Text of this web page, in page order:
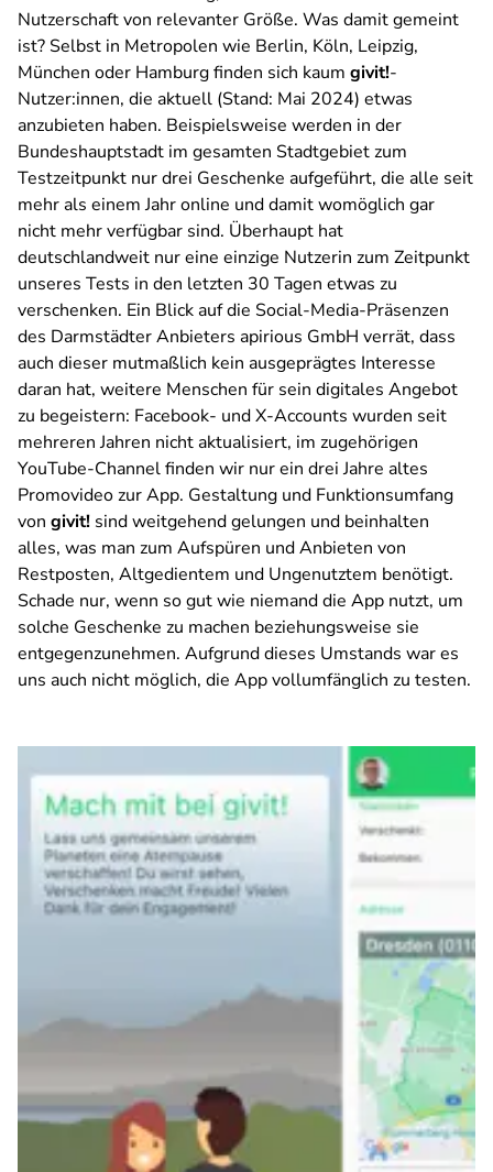
Nutzerschaft von relevanter Größe. Was damit gemeint
ist? Selbst in Metropolen wie Berlin, Köln, Leipzig,
München oder Hamburg finden sich kaum givit!-
Nutzer:innen, die aktuell (Stand: Mai 2024) etwas
anzubieten haben. Beispielsweise werden in der
Bundeshauptstadt im gesamten Stadtgebiet zum
Testzeitpunkt nur drei Geschenke aufgeführt, die alle seit
mehr als einem Jahr online und damit womöglich gar
nicht mehr verfügbar sind. Überhaupt hat
deutschlandweit nur eine einzige Nutzerin zum Zeitpunkt
unseres Tests in den letzten 30 Tagen etwas zu
verschenken. Ein Blick auf die Social-Media-Präsenzen
des Darmstädter Anbieters apirious GmbH verrät, dass
auch dieser mutmaßlich kein ausgeprägtes Interesse
daran hat, weitere Menschen für sein digitales Angebot
zu begeistern: Facebook- und X-Accounts wurden seit
mehreren Jahren nicht aktualisiert, im zugehörigen
YouTube-Channel finden wir nur ein drei Jahre altes
Promovideo zur App. Gestaltung und Funktionsumfang
von givit! sind weitgehend gelungen und beinhalten
alles, was man zum Aufspüren und Anbieten von
Restposten, Altgedientem und Ungenutztem benötigt.
Schade nur, wenn so gut wie niemand die App nutzt, um
solche Geschenke zu machen beziehungsweise sie
entgegenzunehmen. Aufgrund dieses Umstands war es
uns auch nicht möglich, die App vollumfänglich zu testen.